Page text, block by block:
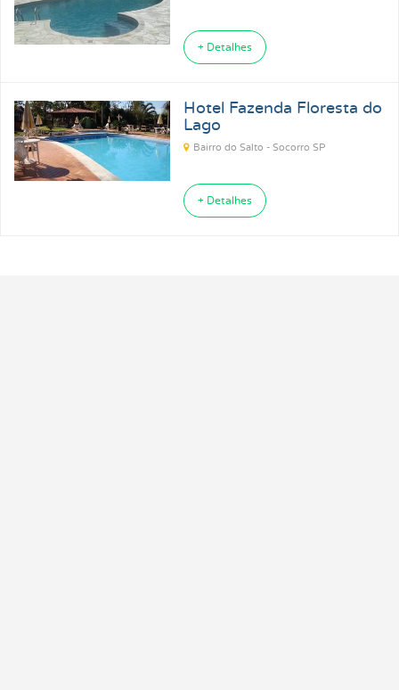
+ Detalhes
Hotel Fazenda Floresta do
Lago
Bairro do Salto - Socorro SP
+ Detalhes